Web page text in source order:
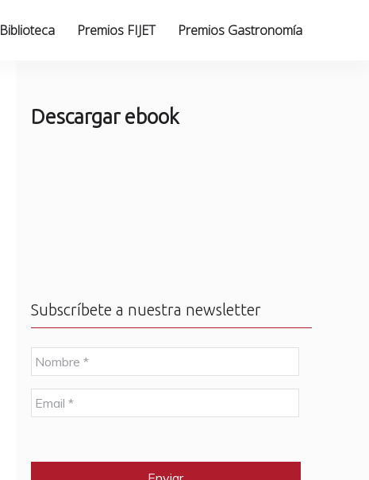
Biblioteca Premios FIJET Premios Gastronomía
Descargar ebook
Subscríbete a nuestra newsletter
N
o
m
b
r
E
m
l